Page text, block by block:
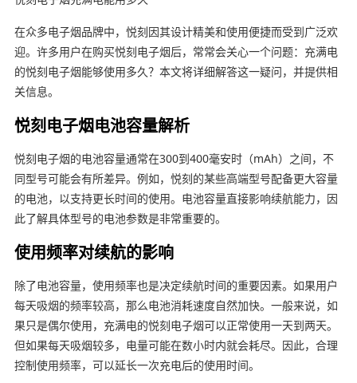
在众多电子烟品牌中，悦刻因其设计精美和使用便捷而受到广泛欢
迎。许多用户在购买悦刻电子烟后，常常会关心一个问题：充满电
的悦刻电子烟能够使用多久？本文将详细解答这一疑问，并提供相
关信息。
悦刻电子烟电池容量解析
悦刻电子烟的电池容量通常在300到400毫安时（mAh）之间，不
同型号可能会有所差异。例如，悦刻的某些高端型号配备更大容量
的电池，以支持更长时间的使用。电池容量直接影响续航能力，因
此了解具体型号的电池参数是非常重要的。
使用频率对续航的影响
除了电池容量，使用频率也是决定续航时间的重要因素。如果用户
每天吸烟的频率较高，那么电池消耗速度自然加快。一般来说，如
果只是偶尔使用，充满电的悦刻电子烟可以正常使用一天到两天。
但如果每天吸烟较多，电量可能在数小时内就会耗尽。因此，合理
控制使用频率，可以延长一次充电后的使用时间。